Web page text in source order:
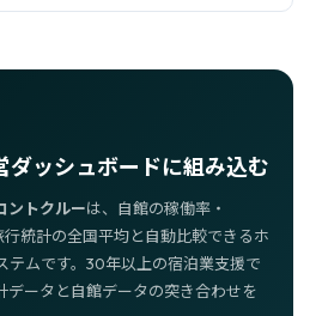
ダッシュボードに組み込む
ントクルーは、自館の稼働率・
行統計の全国平均と自動比較できるホ
テムです。30年以上の宿泊業支援で
データと自館データの突き合わせを